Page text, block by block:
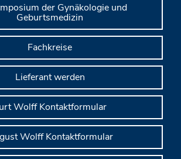
der Gynäkologie und
Geburtsmedizin
Fachkreise
Lieferant werden
Wolff Kontaktformular
Wolff Kontaktformular